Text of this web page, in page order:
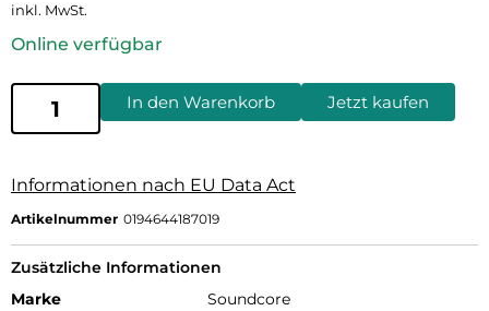
inkl. MwSt.
Online verfügbar
In den Warenkorb Jetzt kaufen
Informationen nach EU Data Act
Artikelnummer 0194644187019
Zusätzliche Informationen
Marke
Soundcore